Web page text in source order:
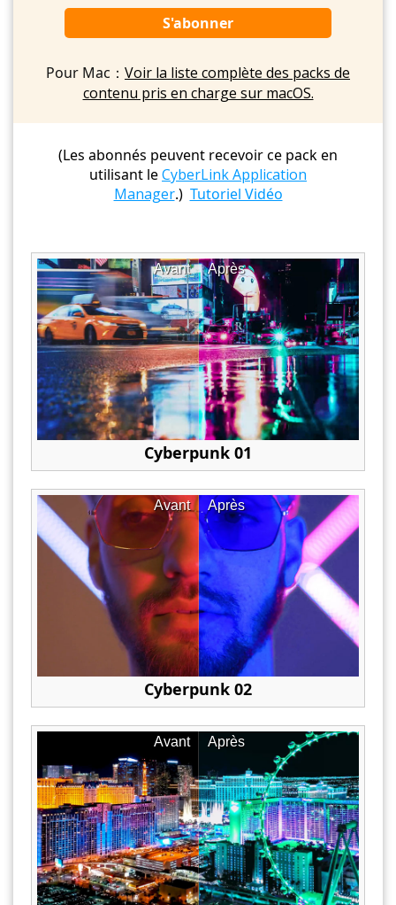
S'abonner
Pour Mac： Voir la liste complète des packs de
contenu pris en charge sur macOS.
(Les abonnés peuvent recevoir ce pack en
utilisant leCyberLink Application
Manager.) Tutoriel Vidéo
Après
Avant
Cyberpunk 01
Après
Avant
Cyberpunk 02
Après
Avant